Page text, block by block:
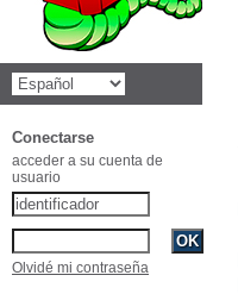
Conectarse
acceder a su cuenta de
usuario
Olvidé mi contraseña